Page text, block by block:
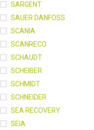
SARGENT
SAUER DANFOSS
SCANIA
SCANRECO
SCHAUDT
SCHEIBER
SCHMIDT
SCHNEIDER
SEA RECOVERY
SEIA